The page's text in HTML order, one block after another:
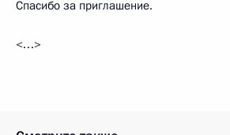
Спасибо за приглашение.
<…>